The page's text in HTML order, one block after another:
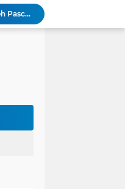
Mualem dan Mentan Sepakat Percepat Pemulihan Pertanian Aceh Pascabencana
Rp 2,5 Triliun Dana Kementan untuk Bencana, Pemerintah Aceh kelola Rp 9,7 M